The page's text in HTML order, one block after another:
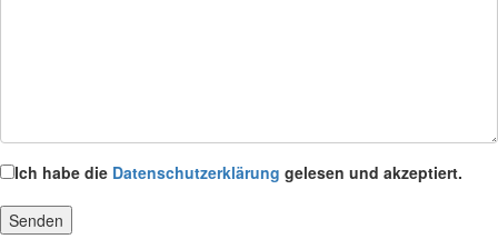
Ich habe die Datenschutzerklärung gelesen und akzeptiert.